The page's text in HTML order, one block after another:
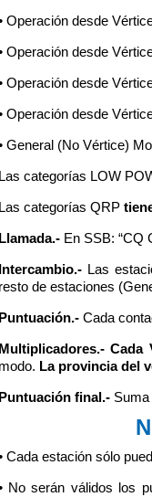
Operación desde
Operación desde
Operación desde
Operación desde
General (No Vértice)
Las categorías LOW
Las categorías QRP
Llamada.-En SSB: “CQ
Intercambio.-Las
resto de estaciones
Puntuación.-Cada
Multiplicadores.- Cada
modo. La provincia del
Puntuación final.-Suma
Cada estación sólo
No serán válidos los